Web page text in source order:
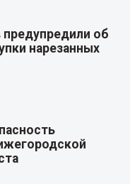
об
нарезанных